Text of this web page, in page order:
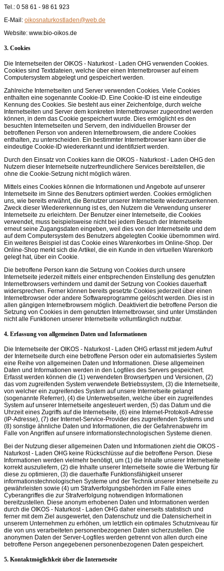
Tel.: 0 58 61 - 98 61 923
E-Mail:
Website: www.bio-oikos.de
3. Cookies
Die Internetseiten der OIKOS - Naturkost - Laden OHG verwenden Cookies.
Cookies sind Textdateien, welche über einen Internetbrowser auf einem
Computersystem abgelegt und gespeichert werden.
Zahlreiche Internetseiten und Server verwenden Cookies. Viele Cookies
enthalten eine sogenannte Cookie-ID. Eine Cookie-ID ist eine eindeutige
Kennung des Cookies. Sie besteht aus einer Zeichenfolge, durch welche
Internetseiten und Server dem konkreten Internetbrowser zugeordnet werden
können, in dem das Cookie gespeichert wurde. Dies ermöglicht es den
besuchten Internetseiten und Servern, den individuellen Browser der
betroffenen Person von anderen Internetbrowsern, die andere Cookies
enthalten, zu unterscheiden. Ein bestimmter Internetbrowser kann über die
eindeutige Cookie-ID wiedererkannt und identifiziert werden.
Durch den Einsatz von Cookies kann die OIKOS - Naturkost - Laden OHG den
Nutzern dieser Internetseite nutzerfreundlichere Services bereitstellen, die
ohne die Cookie-Setzung nicht möglich wären.
Mittels eines Cookies können die Informationen und Angebote auf unserer
Internetseite im Sinne des Benutzers optimiert werden. Cookies ermöglichen
uns, wie bereits erwähnt, die Benutzer unserer Internetseite wiederzuerkennen.
Zweck dieser Wiedererkennung ist es, den Nutzern die Verwendung unserer
Internetseite zu erleichtern. Der Benutzer einer Internetseite, die Cookies
verwendet, muss beispielsweise nicht bei jedem Besuch der Internetseite
erneut seine Zugangsdaten eingeben, weil dies von der Internetseite und dem
auf dem Computersystem des Benutzers abgelegten Cookie übernommen wird.
Ein weiteres Beispiel ist das Cookie eines Warenkorbes im Online-Shop. Der
Online-Shop merkt sich die Artikel, die ein Kunde in den virtuellen Warenkorb
gelegt hat, über ein Cookie.
Die betroffene Person kann die Setzung von Cookies durch unsere
Internetseite jederzeit mittels einer entsprechenden Einstellung des genutzten
Internetbrowsers verhindern und damit der Setzung von Cookies dauerhaft
widersprechen. Ferner können bereits gesetzte Cookies jederzeit über einen
Internetbrowser oder andere Softwareprogramme gelöscht werden. Dies ist in
allen gängigen Internetbrowsern möglich. Deaktiviert die betroffene Person die
Setzung von Cookies in dem genutzten Internetbrowser, sind unter Umständen
nicht alle Funktionen unserer Internetseite vollumfänglich nutzbar.
4. Erfassung von allgemeinen Daten und Informationen
Die Internetseite der OIKOS - Naturkost - Laden OHG erfasst mit jedem Aufruf
der Internetseite durch eine betroffene Person oder ein automatisiertes System
eine Reihe von allgemeinen Daten und Informationen. Diese allgemeinen
Daten und Informationen werden in den Logfiles des Servers gespeichert.
Erfasst werden können die (1) verwendeten Browsertypen und Versionen, (2)
das vom zugreifenden System verwendete Betriebssystem, (3) die Internetseite,
von welcher ein zugreifendes System auf unsere Internetseite gelangt
(sogenannte Referrer), (4) die Unterwebseiten, welche über ein zugreifendes
System auf unserer Internetseite angesteuert werden, (5) das Datum und die
Uhrzeit eines Zugriffs auf die Internetseite, (6) eine Internet-Protokoll-Adresse
(IP-Adresse), (7) der Internet-Service-Provider des zugreifenden Systems und
(8) sonstige ähnliche Daten und Informationen, die der Gefahrenabwehr im
Falle von Angriffen auf unsere informationstechnologischen Systeme dienen.
Bei der Nutzung dieser allgemeinen Daten und Informationen zieht die OIKOS -
Naturkost - Laden OHG keine Rückschlüsse auf die betroffene Person. Diese
Informationen werden vielmehr benötigt, um (1) die Inhalte unserer Internetseite
korrekt auszuliefern, (2) die Inhalte unserer Internetseite sowie die Werbung für
diese zu optimieren, (3) die dauerhafte Funktionsfähigkeit unserer
informationstechnologischen Systeme und der Technik unserer Internetseite zu
gewährleisten sowie (4) um Strafverfolgungsbehörden im Falle eines
Cyberangriffes die zur Strafverfolgung notwendigen Informationen
bereitzustellen. Diese anonym erhobenen Daten und Informationen werden
durch die OIKOS - Naturkost - Laden OHG daher einerseits statistisch und
ferner mit dem Ziel ausgewertet, den Datenschutz und die Datensicherheit in
unserem Unternehmen zu erhöhen, um letztlich ein optimales Schutzniveau für
die von uns verarbeiteten personenbezogenen Daten sicherzustellen. Die
anonymen Daten der Server-Logfiles werden getrennt von allen durch eine
betroffene Person angegebenen personenbezogenen Daten gespeichert.
5. Kontaktmöglichkeit über die Internetseite